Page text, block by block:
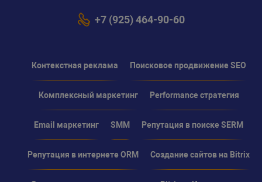
+7 (925) 464-90-60
Контекстная реклама Поисковое продвижение SEO
Комплексный маркетинг Performance стратегия
Email маркетинг SMM Репутация в поиске SERM
Репутация в интернете ORM Создание сайтов на Bitrix